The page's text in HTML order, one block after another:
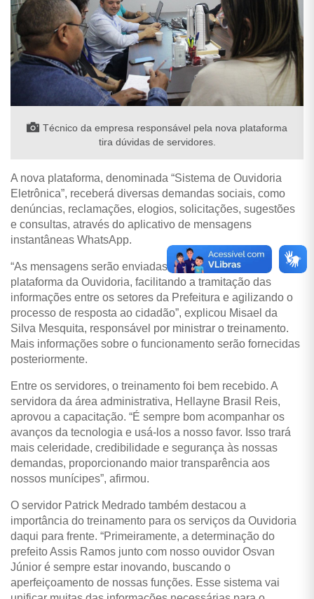
Técnico da empresa responsável pela nova plataforma
tira dúvidas de servidores.
A nova plataforma, denominada “Sistema de Ouvidoria
Eletrônica”, receberá diversas demandas sociais, como
denúncias, reclamações, elogios, solicitações, sugestões
e consultas, através do aplicativo de mensagens
instantâneas WhatsApp.
“As mensagens serão enviadas diretamente para a
plataforma da Ouvidoria, facilitando a tramitação das
informações entre os setores da Prefeitura e agilizando o
processo de resposta ao cidadão”, explicou Misael da
Silva Mesquita, responsável por ministrar o treinamento.
Mais informações sobre o funcionamento serão fornecidas
posteriormente.
Entre os servidores, o treinamento foi bem recebido. A
servidora da área administrativa, Hellayne Brasil Reis,
aprovou a capacitação. “É sempre bom acompanhar os
avanços da tecnologia e usá-los a nosso favor. Isso trará
mais celeridade, credibilidade e segurança às nossas
demandas, proporcionando maior transparência aos
nossos munícipes”, afirmou.
O servidor Patrick Medrado também destacou a
importância do treinamento para os serviços da Ouvidoria
daqui para frente. “Primeiramente, a determinação do
prefeito Assis Ramos junto com nosso ouvidor Osvan
Júnior é sempre estar inovando, buscando o
aperfeiçoamento de nossas funções. Esse sistema vai